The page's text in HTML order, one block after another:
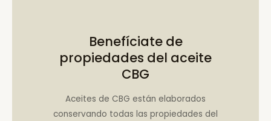
Benefíciate de
propiedades del aceite
CBG
Aceites de CBG están elaborados
conservando todas las propiedades del